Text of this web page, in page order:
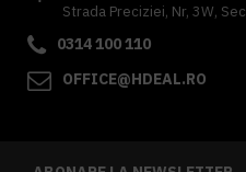
Strada Preciziei, Nr, 3W,
0314 100 110
OFFICE@HDEAL.RO